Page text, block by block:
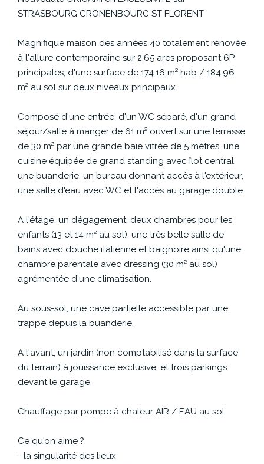
ESPACE VENDEUR
CONTACT
STRASBOURG CRONENBOURG ST FLORENT
Magnifique maison des années 40 totalement rénovée
à l'allure contemporaine sur 2.65 ares proposant 6P
principales, d'une surface de 174.16 m² hab / 184.96
m² au sol sur deux niveaux principaux.
Composé d'une entrée, d'un WC séparé, d'un grand
séjour/salle à manger de 61 m² ouvert sur une terrasse
de 30 m² par une grande baie vitrée de 5 mètres, une
cuisine équipée de grand standing avec îlot central,
une buanderie, un bureau donnant accès à l'extérieur,
une salle d'eau avec WC et l'accès au garage double.
A l'étage, un dégagement, deux chambres pour les
enfants (13 et 14 m² au sol), une très belle salle de
bains avec douche italienne et baignoire ainsi qu'une
chambre parentale avec dressing (30 m² au sol)
agrémentée d'une climatisation.
Au sous-sol, une cave partielle accessible par une
trappe depuis la buanderie.
A l'avant, un jardin (non comptabilisé dans la surface
du terrain) à jouissance exclusive, et trois parkings
devant le garage.
Chauffage par pompe à chaleur AIR / EAU au sol.
Ce qu'on aime ?
- la singularité des lieux